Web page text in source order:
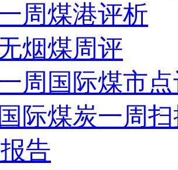
周煤港评析
烟煤周评
周国际煤市
国际煤炭一周
告